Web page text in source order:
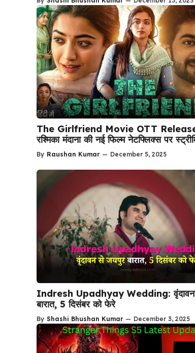
The Girlfriend Movie OTT
रश्मिका मंदाना की नई फिल्म नेटफ्लिक्स पर
By Raushan Kumar — December 5, 2025
Indresh Upadhyay Wedding:
बारात, 5 दिसंबर को फेरे
By Shashi Bhushan Kumar — December 3, 2025